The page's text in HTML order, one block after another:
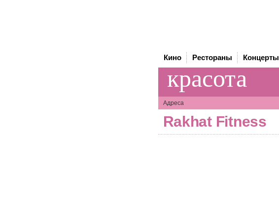
Кино Рестораны Концерты
красота
Адреса
Rakhat Fitness